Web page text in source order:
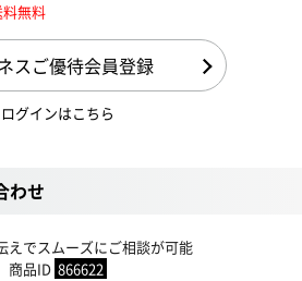
無料
スご優待会員登録
ログインはこちら
わせ
えでスムーズにご相談が可能
商品ID 866622